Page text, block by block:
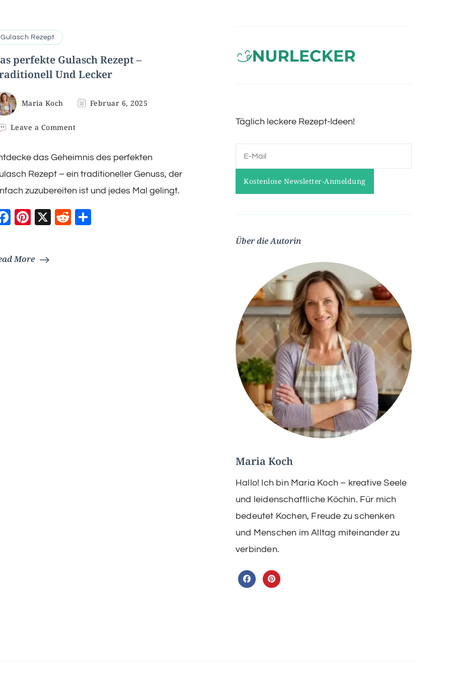
Gulasch Rezept
perfekte Gulasch Rezept –
Und Lecker
Maria Koch Februar 6, 2025
Leave a Commenton
Gulasch
Rezept
–
Traditionell
Lecker
das Geheimnis des perfekten
Rezept – ein traditioneller Genuss, der
zuzubereiten ist und jedes Mal gelingt.
Facebook
Pinterest
X Reddit
More
Täglich leckere Rezept-Ideen!
Über die Autorin
Maria Koch
Hallo! Ich bin Maria Koch – kreative Seele
und leidenschaftliche Köchin. Für mich
bedeutet Kochen, Freude zu schenken
und Menschen im Alltag miteinander zu
verbinden.